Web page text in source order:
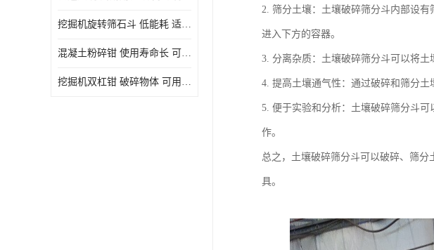
挖掘机旋转筛石斗 低能耗 适用范围广
混凝土粉碎钳 使用寿命长 可用于多种场合
挖掘机双杠钳 破碎物体 可用于多种场合
2. 筛分土壤：土壤破碎筛分斗内部设
进入下方的容器。
3. 分离杂质：土壤破碎筛分斗可以将土
4. 提高土壤通气性：通过破碎和筛分土
5. 便于实验和分析：土壤破碎筛分斗
作。
总之，土壤破碎筛分斗可以破碎、筛
具。